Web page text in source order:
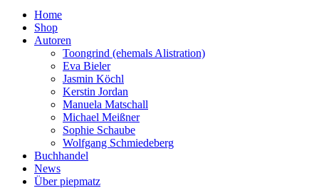
Home
Shop
Autoren
Toongrind (ehemals Alistration)
Eva Bieler
Jasmin Köchl
Kerstin Jordan
Manuela Matschall
Michael Meißner
Sophie Schaube
Wolfgang Schmiedeberg
Buchhandel
News
Über piepmatz